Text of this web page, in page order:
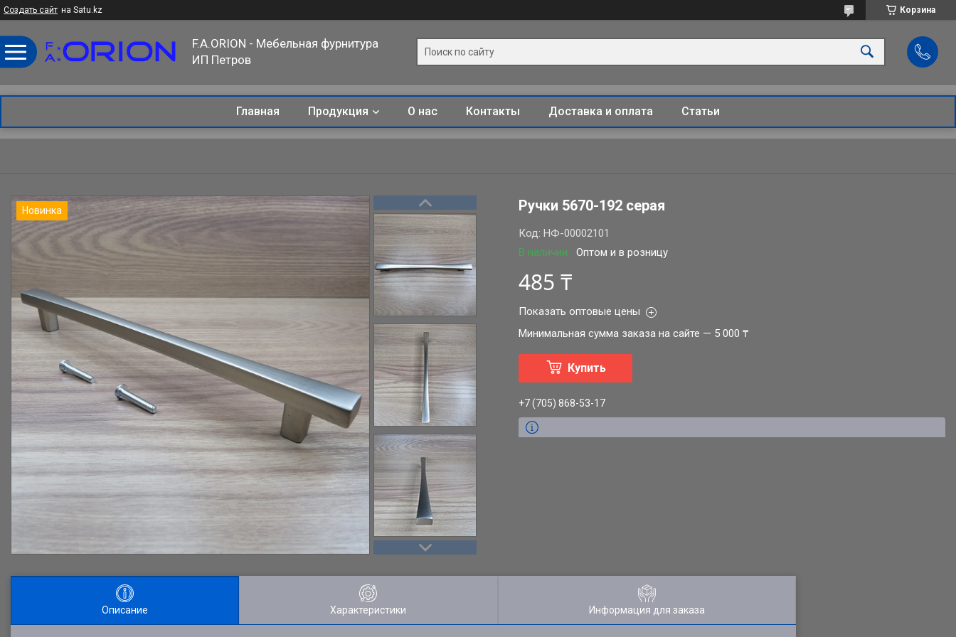
Создать сайт на Satu.kz Корзина
F.A.ORION - Мебельная фурнитура
ИП Петров
Главная Продукция О нас Контакты Доставка и оплата Статьи
Новинка Ручки 5670-192 серая
В наличии Оптом и в розницу
Код:НФ-00002101
485 ₸
Показать оптовые цены
Минимальная сумма заказа на сайте — 5 000 ₸
Купить
+7 (705) 868-53-17
Описание Характеристики Информация для заказа